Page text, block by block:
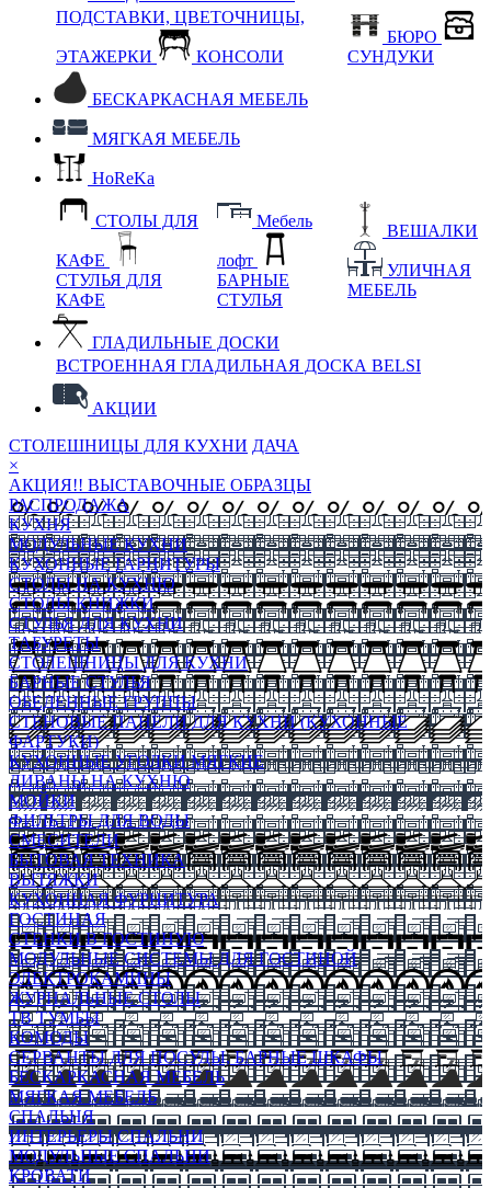
ПОДСТАВКИ, ЦВЕТОЧНИЦЫ,
ЭТАЖЕРКИ КОНСОЛИ
БЮРО
СУНДУКИ
БЕСКАРКАСНАЯ МЕБЕЛЬ
МЯГКАЯ МЕБЕЛЬ
HoReKa
СТОЛЫ ДЛЯ
КАФЕ
СТУЛЬЯ ДЛЯ
КАФЕ
Мебель
лофт
БАРНЫЕ
СТУЛЬЯ
ВЕШАЛКИ
УЛИЧНАЯ
МЕБЕЛЬ
ГЛАДИЛЬНЫЕ ДОСКИ
ВСТРОЕННАЯ ГЛАДИЛЬНАЯ ДОСКА BELSI
АКЦИИ
СТОЛЕШНИЦЫ ДЛЯ КУХНИ ДАЧА
×
АКЦИЯ!! ВЫСТАВОЧНЫЕ ОБРАЗЦЫ
РАСПРОДАЖА
КУХНЯ
МОДУЛЬНЫЕ КУХНИ
КУХОННЫЕ ГАРНИТУРЫ
СТОЛЫ НА КУХНЮ
СТОЛЫ КНИЖКИ
СТУЛЬЯ ДЛЯ КУХНИ
ТАБУРЕТЫ
СТОЛЕШНИЦЫ ДЛЯ КУХНИ
БАРНЫЕ СТУЛЬЯ
ОБЕДЕННЫЕ ГРУППЫ
СТЕНОВЫЕ ПАНЕЛИ ДЛЯ КУХНИ (КУХОННЫЕ
ФАРТУКИ)
КУХОННЫЕ УГОЛКИ МЯГКИЕ
ДИВАНЫ НА КУХНЮ
МОЙКИ
ФИЛЬТРЫ ДЛЯ ВОДЫ
СМЕСИТЕЛИ
БЫТОВАЯ ТЕХНИКА
ВЫТЯЖКИ
КУХОННАЯ ФУРНИТУРА
ГОСТИНАЯ
СТЕНКИ В ГОСТИНУЮ
МОДУЛЬНЫЕ СИСТЕМЫ ДЛЯ ГОСТИНОЙ
ЭЛЕКТРОКАМИНЫ
ЖУРНАЛЬНЫЕ СТОЛЫ
ТВ ТУМБЫ
КОМОДЫ
СЕРВАНТЫ ДЛЯ ПОСУДЫ, БАРНЫЕ ШКАФЫ
БЕСКАРКАСНАЯ МЕБЕЛЬ
МЯГКАЯ МЕБЕЛЬ
СПАЛЬНЯ
ИНТЕРЬЕРЫ СПАЛЬНИ
МОДУЛЬНЫЕ СПАЛЬНИ
КРОВАТИ